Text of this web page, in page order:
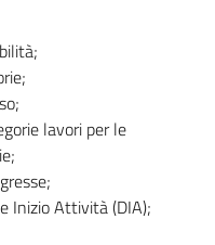
lavori per le
Inizio Attività (DIA);